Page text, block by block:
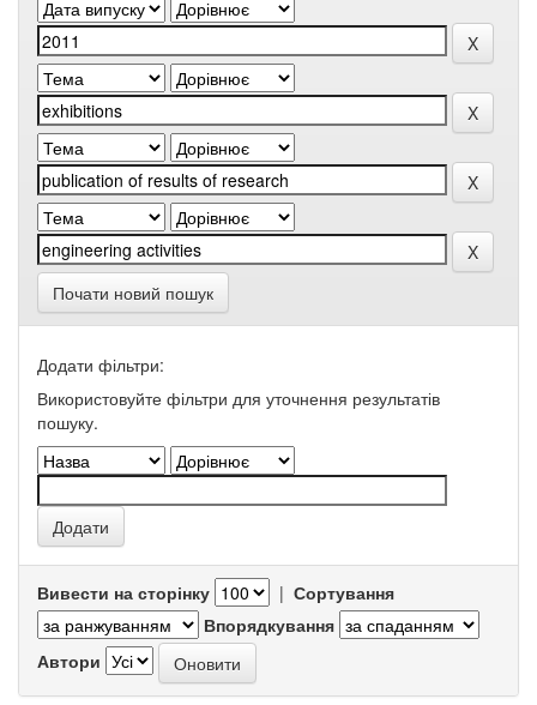
Почати новий пошук
Додати фільтри:
Використовуйте фільтри для уточнення результатів
пошуку.
Вивести на сторінку | Сортування
Впорядкування
Автори